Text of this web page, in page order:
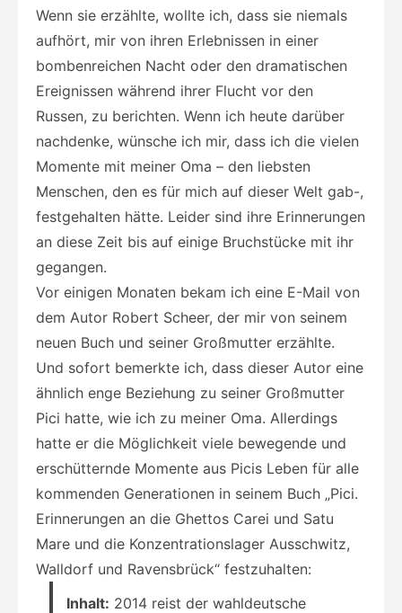
Wenn sie erzählte, wollte ich, dass sie niemals
aufhört, mir von ihren Erlebnissen in einer
bombenreichen Nacht oder den dramatischen
Ereignissen während ihrer Flucht vor den
Russen, zu berichten. Wenn ich heute darüber
nachdenke, wünsche ich mir, dass ich die vielen
Momente mit meiner Oma – den liebsten
Menschen, den es für mich auf dieser Welt gab-,
festgehalten hätte. Leider sind ihre Erinnerungen
an diese Zeit bis auf einige Bruchstücke mit ihr
gegangen.
Vor einigen Monaten bekam ich eine E-Mail von
dem Autor Robert Scheer, der mir von seinem
neuen Buch und seiner Großmutter erzählte.
Und sofort bemerkte ich, dass dieser Autor eine
ähnlich enge Beziehung zu seiner Großmutter
Pici hatte, wie ich zu meiner Oma. Allerdings
hatte er die Möglichkeit viele bewegende und
erschütternde Momente aus Picis Leben für alle
kommenden Generationen in seinem Buch „Pici.
Erinnerungen an die Ghettos Carei und Satu
Mare und die Konzentrationslager Ausschwitz,
Walldorf und Ravensbrück“ festzuhalten:
Inhalt: 2014 reist der wahldeutsche